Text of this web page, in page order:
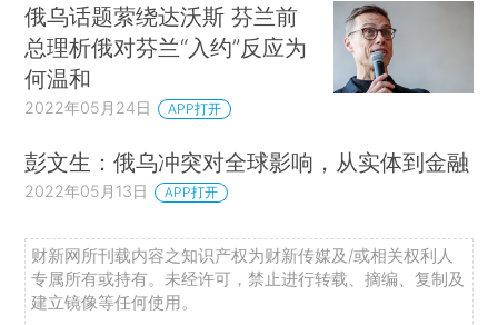
俄乌话题萦绕达沃斯 芬兰前
总理析俄对芬兰“入约”反应为
何温和
2022年05月24日 APP打开
彭文生：俄乌冲突对全球影响，从实体到金融
2022年05月13日 APP打开
财新网所刊载内容之知识产权为财新传媒及/或相关权利人
专属所有或持有。未经许可，禁止进行转载、摘编、复制及
建立镜像等任何使用。